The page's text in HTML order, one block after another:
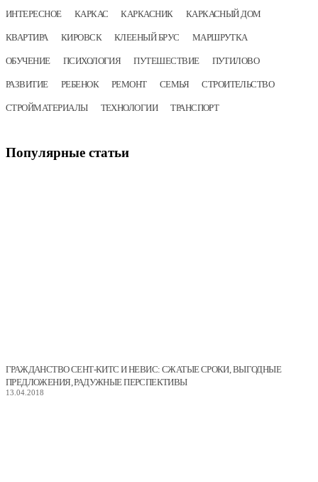
ИНТЕРЕСНОЕ КАРКАС КАРКАСНИК КАРКАСНЫЙ ДОМ
КВАРТИРА КИРОВСК КЛЕЕНЫЙ БРУС МАРШРУТКА
ОБУЧЕНИЕ ПСИХОЛОГИЯ ПУТЕШЕСТВИЕ ПУТИЛОВО
РАЗВИТИЕ РЕБЕНОК РЕМОНТ СЕМЬЯ СТРОИТЕЛЬСТВО
СТРОЙМАТЕРИАЛЫ ТЕХНОЛОГИИ ТРАНСПОРТ
Популярные статьи
ГРАЖДАНСТВО СЕНТ-КИТС И НЕВИС: СЖАТЫЕ СРОКИ, ВЫГОДНЫЕ
ПРЕДЛОЖЕНИЯ, РАДУЖНЫЕ ПЕРСПЕКТИВЫ
13.04.2018